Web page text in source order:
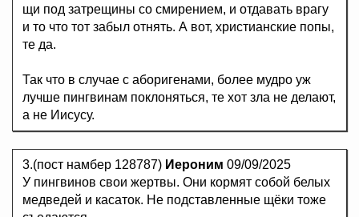
щи под затрещины со смирением, и отдавать врагу
и то что тот забыл отнять. А вот, христианские попы,
те да.
Так что в случае с аборигенами, более мудро уж
лучше пингвинам поклоняться, те хот зла не делают,
а не Иисусу.
3.(пост намбер 128787) Иероним 09/09/2025
У пингвинов свои жертвы. Они кормят собой белых
медведей и касаток. Не подставленные щёки тоже